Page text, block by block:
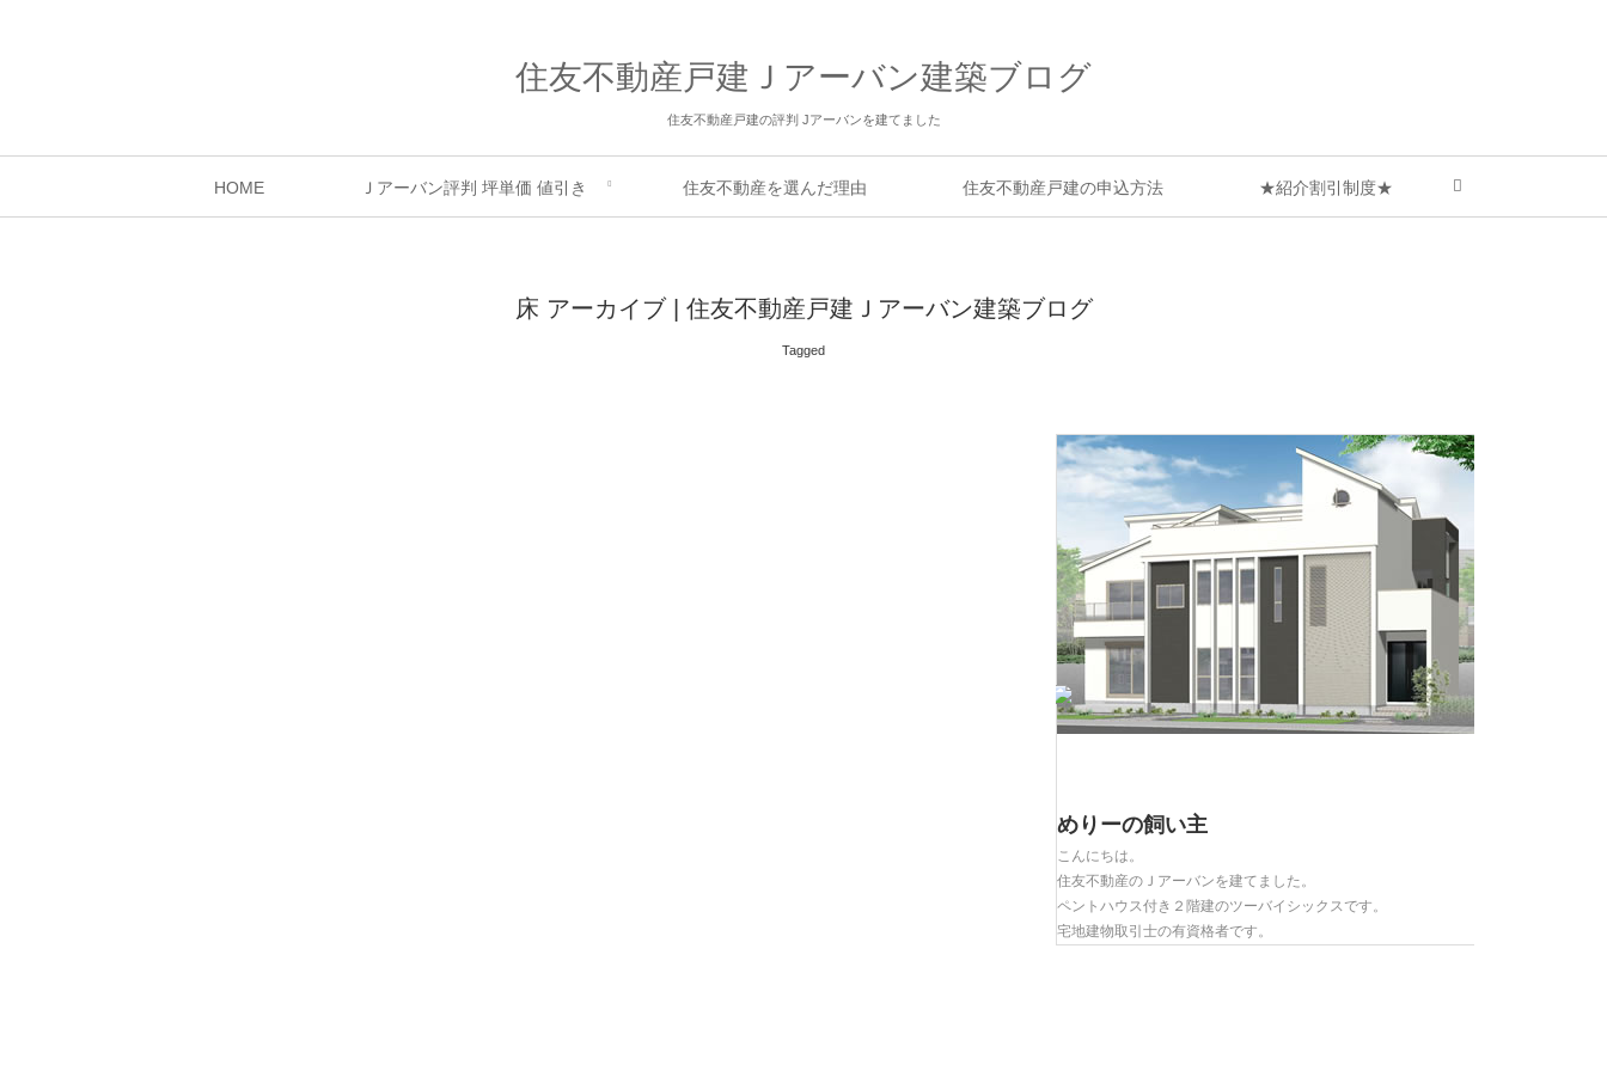
住友不動産戸建Ｊアーバン建築ブログ
住友不動産戸建の評判 Jアーバンを建てました
HOME Ｊアーバン評判 坪単価 値引き 住友不動産を選んだ理由 住友不動産戸建の申込方法 ★紹介割引制度★
床 アーカイブ | 住友不動産戸建Ｊアーバン建築ブログ
Tagged
めりーの飼い主
こんにちは。
住友不動産のＪアーバンを建てました。
ペントハウス付き２階建のツーバイシックスです。
宅地建物取引士の有資格者です。